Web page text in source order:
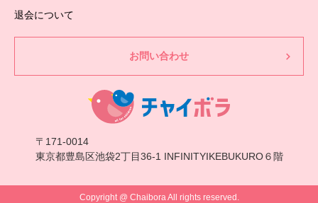
退会について
お問い合わせ
〒171-0014
東京都豊島区池袋2丁目36-1 INFINITYIKEBUKURO６階
Copyright @ Chaibora All rights reserved.